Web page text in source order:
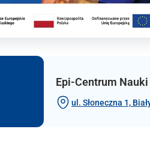
Epi-Centrum Nauki
ul. Słoneczna 1,